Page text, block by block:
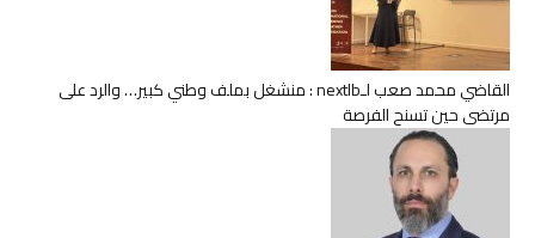
القاضي محمد صعب لـnextlb : منشغل بملف وطني كبير… والرد على
مرتضى حين تسنح الفرصة